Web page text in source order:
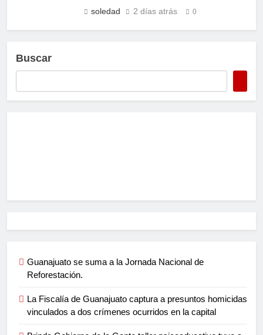
soledad 2 días atrás 0
Buscar
Guanajuato se suma a la Jornada Nacional de
Reforestación.
La Fiscalía de Guanajuato captura a presuntos homicidas
vinculados a dos crímenes ocurridos en la capital